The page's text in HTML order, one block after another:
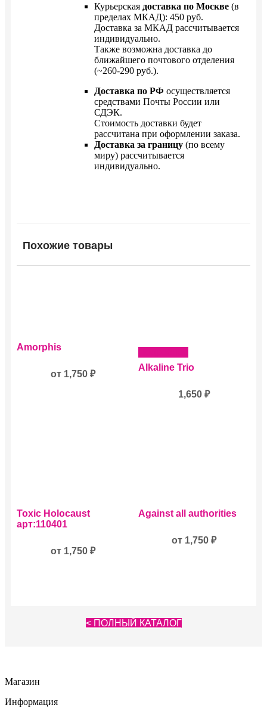
Курьерская доставка по Москве (в
пределах МКАД): 450 руб.
Доставка за МКАД рассчитывается
индивидуально.
Также возможна доставка до
ближайшего почтового отделения
(~260-290 руб.).
Доставка по РФ осуществляется
средствами Почты России или
СДЭК.
Стоимость доставки будет
рассчитана при оформлении заказа.
Доставка за границу (по всему
миру) рассчитывается
индивидуально.
Похожие товары
Этот
товар
несколько
Amorphis
от 1,750 ₽
Alkaline Trio
1,650₽
Этот
товар
имеет
вариаций.
Toxic Holocaust
арт:110401
от 1,750 ₽
Этот
товар
несколько
Against all authorities
от 1,750₽
< ПОЛНЫЙ КАТАЛОГ
Магазин
Информация